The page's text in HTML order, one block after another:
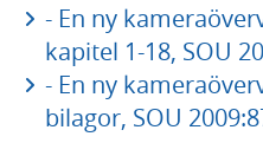
- En ny
kapitel 1-18, SOU
- En ny
bilagor, SOU